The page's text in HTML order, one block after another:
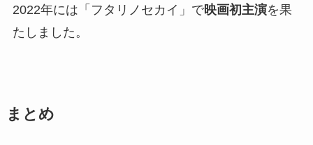
2022年には「フタリノセカイ」で映画初主演を果
たしました。
まとめ